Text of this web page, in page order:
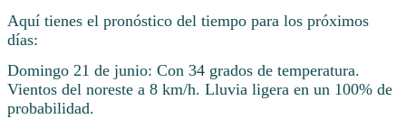
Aquí tienes el pronóstico del tiempo para los próximos
días:
Domingo 21 de junio: Con 34 grados de temperatura.
Vientos del noreste a 8 km/h. Lluvia ligera en un 100% de
probabilidad.